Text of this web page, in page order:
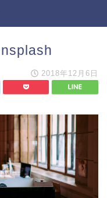
2018年12月6日